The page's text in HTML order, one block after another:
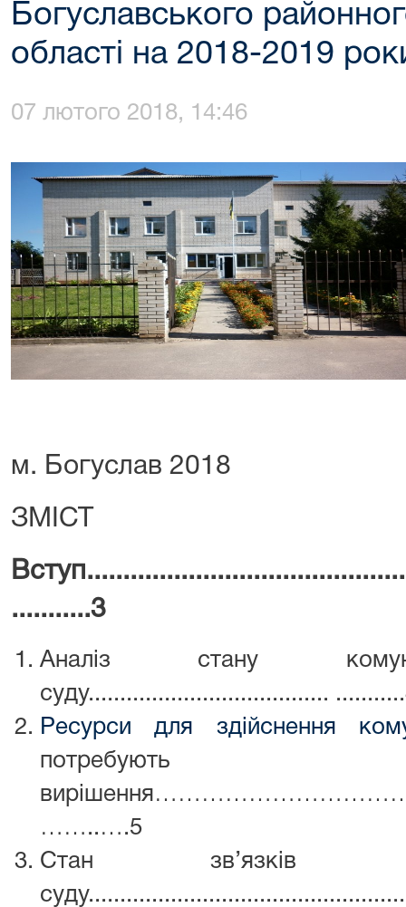
Богуславського
області на 2018-2019
07 лютого 2018, 14:46
м. Богуслав 2018
ЗМІСТ
...........3
Аналіз стану
суду......................................
Ресурси для здійснення
потребують
……..….5
Стан зв’язків з